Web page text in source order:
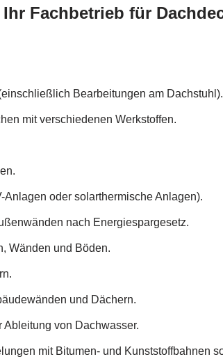
Fachbetrieb für
Bearbeitungen am Dachstuhl).
mit verschiedenen Werkstoffen.
oder solarthermische Anlagen).
nach Energiespargesetz.
Wänden und Böden.
und Dächern.
von Dachwasser.
mit Bitumen- und Kunststoffbahnen